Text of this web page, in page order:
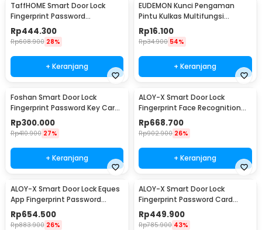
TaffHOME Smart Door Lock
Fingerprint Password
Bluetooth Card TTLock - A3F
Rp444.300
Rp608.900 28%
+ Keranjang
EUDEMON Kunci Pengaman
Pintu Kulkas Multifungsi
Adhesive Safety Lock - F3Q
Rp16.100
Rp34.900 54%
+ Keranjang
Foshan Smart Door Lock
Fingerprint Password Key Card
- M20
Rp300.000
Rp410.900 27%
+ Keranjang
ALOY-X Smart Door Lock
Fingerprint Face Recognition
Password Card - A2
Rp668.700
Rp902.900 26%
+ Keranjang
ALOY-X Smart Door Lock Eques
App Fingerprint Password
Digital Display - A4
Rp654.500
Rp883.900 26%
ALOY-X Smart Door Lock
Fingerprint Password Card
Digital Display Eques - CS18
Rp449.900
Rp785.900 43%